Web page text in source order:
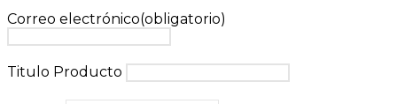
Correo electrónico(obligatorio)
Titulo Producto